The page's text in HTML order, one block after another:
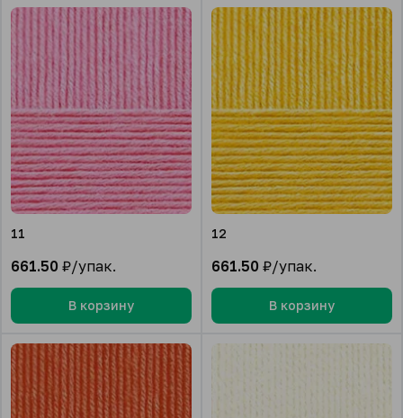
11
661.50 ₽/упак.
В корзину
12
661.50 ₽/упак.
В корзину